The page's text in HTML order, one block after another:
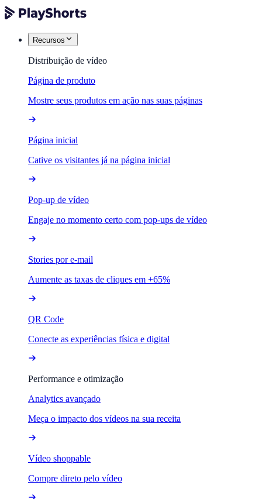
Recursos
Distribuição de vídeo
Página de produto
Mostre seus produtos em ação nas suas páginas
Página inicial
Cative os visitantes já na página inicial
Pop-up de vídeo
Engaje no momento certo com pop-ups de vídeo
Stories por e-mail
Aumente as taxas de cliques em +65%
QR Code
Conecte as experiências física e digital
Performance e otimização
Analytics avançado
Meça o impacto dos vídeos na sua receita
Vídeo shoppable
Compre direto pelo vídeo